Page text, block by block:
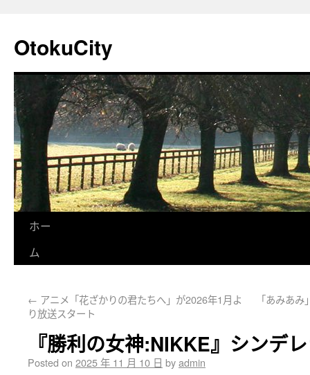
OtokuCity
ホー
ム
← アニメ「花ざかりの君たちへ」が2026年1月よ
り放送スタート
「あみあ
『勝利の女神:NIKKE』シンデ
Posted on 2025 年 11 月 10 日 byadmin